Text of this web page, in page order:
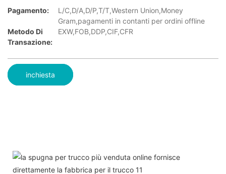
Pagamento:
L/C,D/A,D/P,T/T,Western Union,Money
Gram,pagamenti in contanti per ordini offline
Metodo Di
Transazione:
EXW,FOB,DDP,CIF,CFR
inchiesta